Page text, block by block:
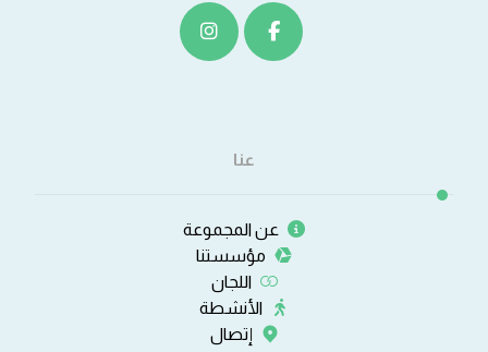
عنا
عن المجموعة
مؤسستنا
اللجان
الأنشطة
إتصال